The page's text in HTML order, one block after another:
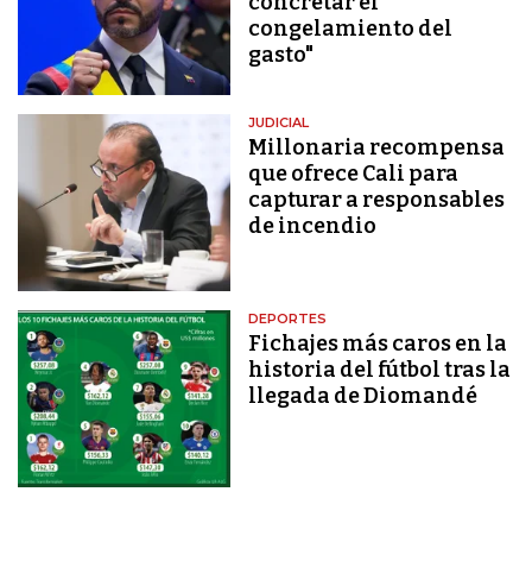
congelamiento del
gasto"
JUDICIAL
Millonaria recompensa
que ofrece Cali para
capturar a responsables
de incendio
DEPORTES
Fichajes más caros en la
historia del fútbol tras la
llegada de Diomandé